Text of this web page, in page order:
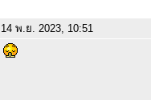
14 พ.ย. 2023, 10:51